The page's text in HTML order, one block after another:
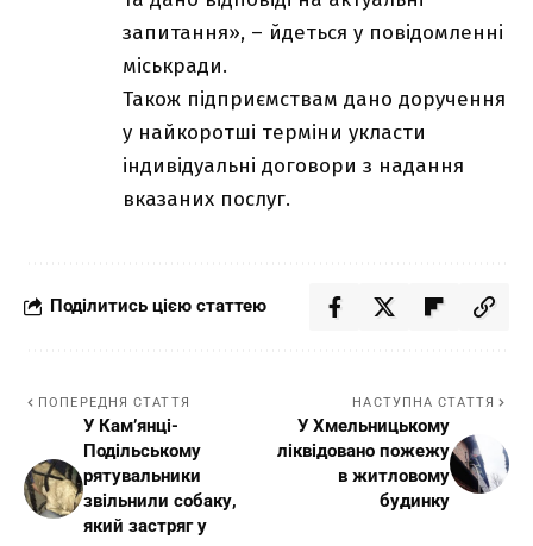
запитання», – йдеться у повідомленні
міськради.
Також підприємствам дано доручення
у найкоротші терміни укласти
індивідуальні договори з надання
вказаних послуг.
Поділитись цією статтею
ПОПЕРЕДНЯ СТАТТЯ
У Кам’янці-
Подільському
рятувальники
звільнили собаку,
який застряг у
НАСТУПНА СТАТТЯ
У Хмельницькому
ліквідовано пожежу
в житловому
будинку